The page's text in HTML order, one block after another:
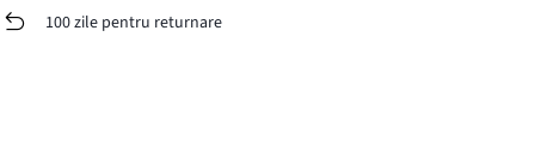
100 zile pentru returnare